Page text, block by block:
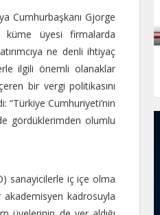
Cumhurbaşkanı Gjorge
küme üyesi firmalarda
ne denli ihtiyaç
ilgili önemli olanaklar
bir vergi politikasını
Cumhuriyeti’nin
gördüklerimden olumlu
sanayicilerle iç içe olma
akademisyen kadrosuyla